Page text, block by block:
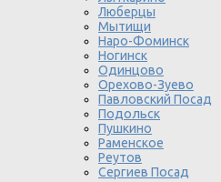
Люберцы
Мытищи
Наро-Фоминск
Ногинск
Одинцово
Орехово-Зуево
Павловский Посад
Подольск
Пушкино
Раменское
Реутов
Сергиев Посад